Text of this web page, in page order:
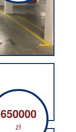
650000
zł